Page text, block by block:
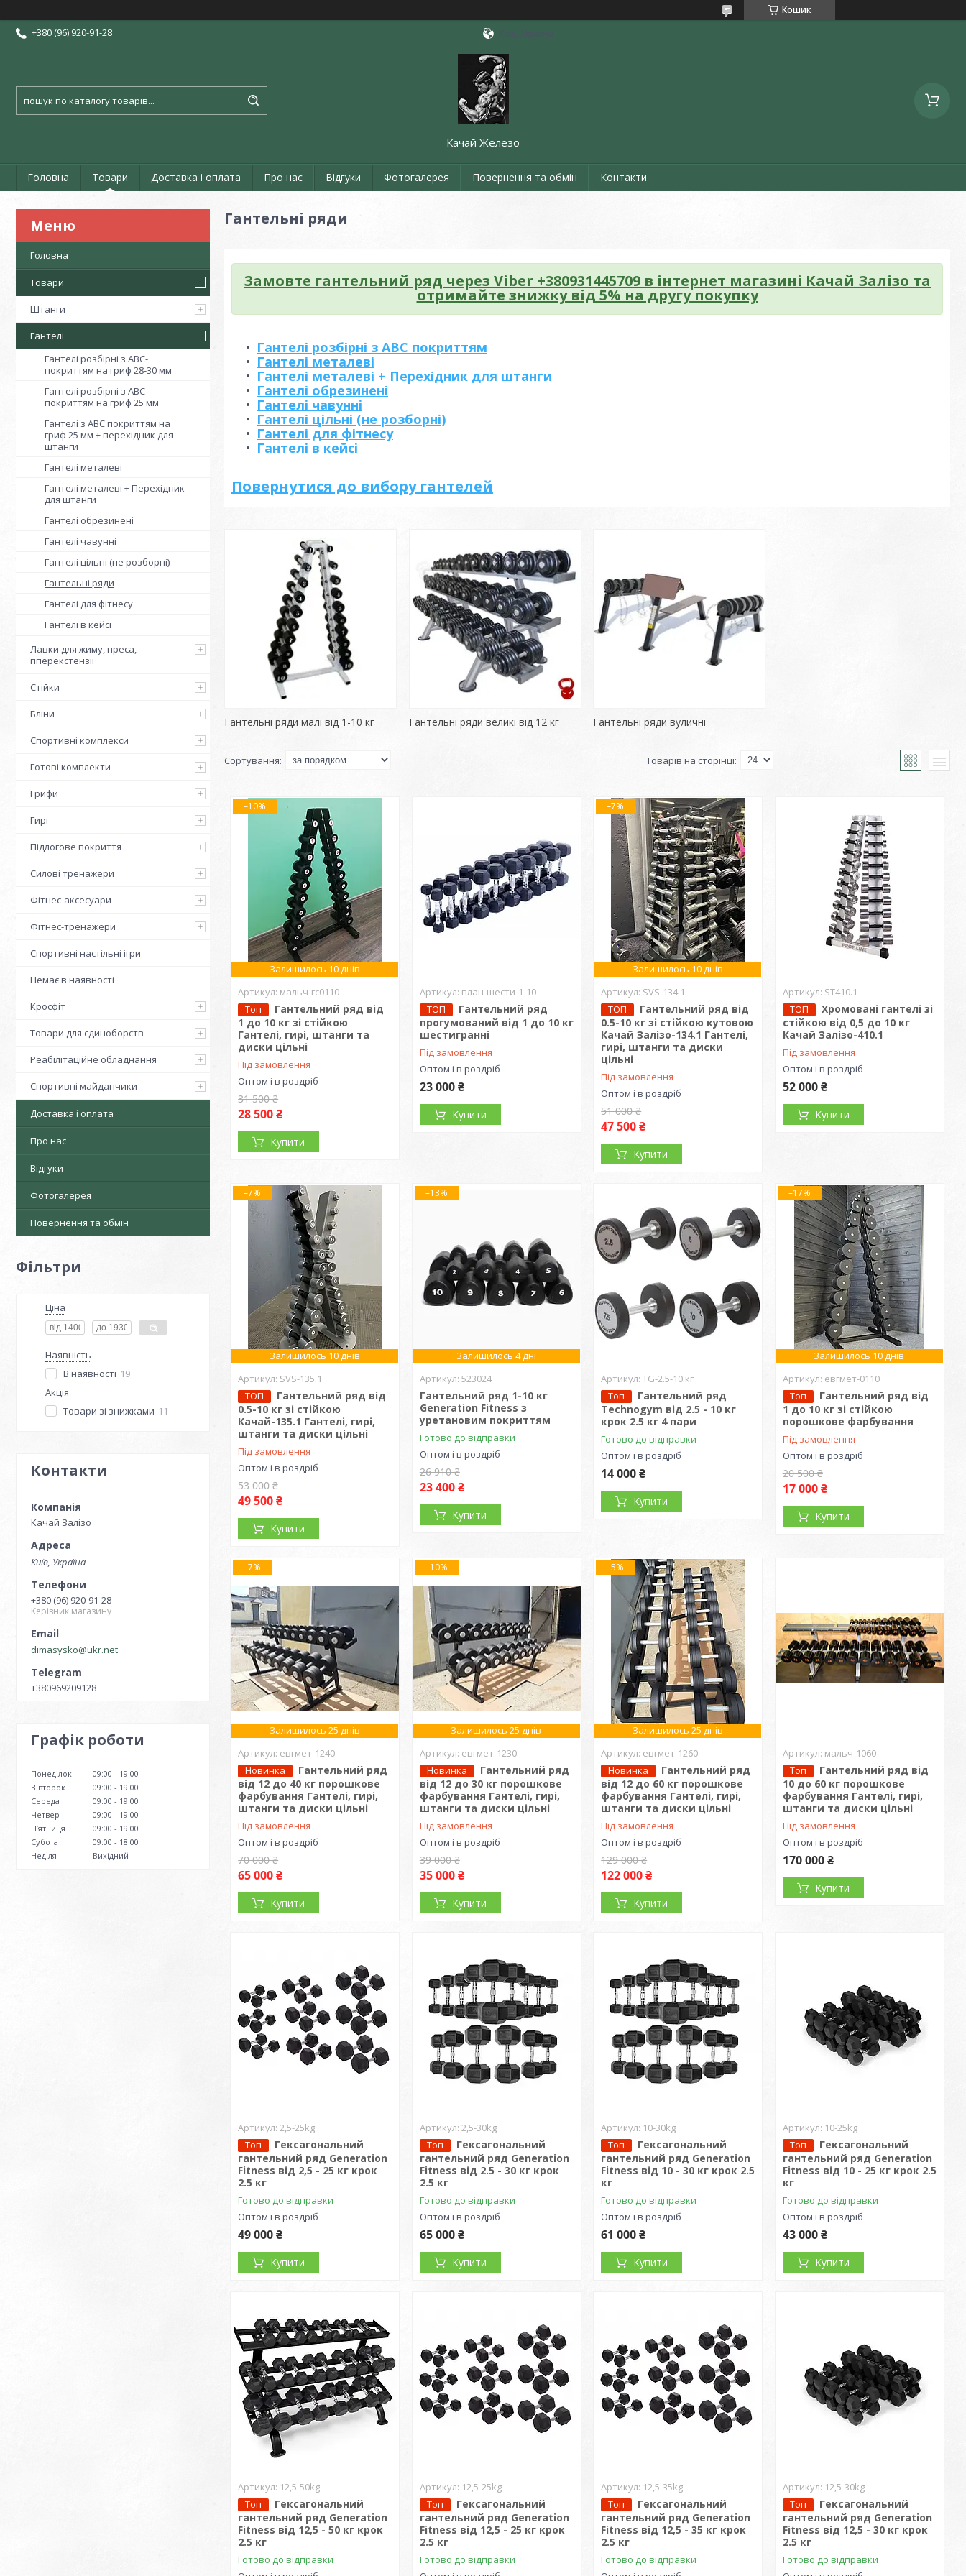
Кошик
+380 (96) 920-91-28
Качай Железо
Головна Товари Доставка і оплата Про нас Відгуки Фотогалерея Повернення та обмін Контакти
Головна
Товари
Штанги
Гантелі
Гантелі розбірні з АВС-
покриттям на гриф 28-30 мм
Гантелі розбірні з АВС
покриттям на гриф 25 мм
Гантелі з АВС покриттям на
гриф 25 мм + перехідник для
штанги
Гантелі металеві
Гантелі металеві + Перехідник
для штанги
Гантелі обрезинені
Гантелі чавунні
Гантелі цільні (не розборні)
Гантельні ряди
Гантелі для фітнесу
Гантелі в кейсі
Лавки для жиму, преса,
гіперекстензії
Стійки
Бліни
Спортивні комплекси
Готові комплекти
Грифи
Гирі
Підлогове покриття
Силові тренажери
Фітнес-аксесуари
Фітнес-тренажери
Спортивні настільні ігри
Немає в наявності
Кросфіт
Товари для єдиноборств
Реабілітаційне обладнання
Спортивні майданчики
Доставка і оплата
Про нас
Відгуки
Фотогалерея
Повернення та обмін
Фільтри
Ціна
Наявність
В наявності 19
Акція
Товари зі знижками 11
Контакти
Качай Залізо
Київ, Україна
+380 (96) 920-91-28
Керівник магазину
dimasysko@ukr.net
+380969209128
Графік роботи
Понеділок 09:00
19:00
Вівторок
09:00
19:00
Середа
09:00
19:00
Четвер
09:00
19:00
Пʼятниця
09:00
19:00
Субота
09:00
18:00
Неділя
Вихідний
Гантельні ряди
Замовте гантельний ряд через Viber +380931445709 в інтернет магазині Качай Залізо та
отримайте знижку від 5% на другу покупку
Гантелі розбірні з АВС покриттям
Гантелі металеві
Гантелі металеві + Перехідник для штанги
Гантелі обрезинені
Гантелі чавунні
Гантелі цільні (не розборні)
Гантелі для фітнесу
Гантелі в кейсі
Повернутися до вибору гантелей
Гантельні ряди малі від 1-10 кг Гантельні ряди великі від 12 кг Гантельні ряди вуличні
–10%
Залишилось 10 днів
мальч-гс0110
Топ
Гантельний ряд від
1 до 10 кг зі стійкою
Гантелі, гирі, штанги та
диски цільні
Під замовлення
Оптом і в роздріб
31 500 ₴
28 500 ₴
Купити
план-шести-1-10
ТОП
Гантельний ряд
прогумований від 1 до 10 кг
шестигранні
Під замовлення
Оптом і в роздріб
23 000 ₴
Купити
–7%
Залишилось 10 днів
SVS-134.1
ТОП
Гантельний ряд від
0.5-10 кг зі стійкою кутовою
Качай Залізо-134.1 Гантелі,
гирі, штанги та диски
цільні
Під замовлення
Оптом і в роздріб
51 000 ₴
47 500 ₴
Купити
ST410.1
ТОП
Хромовані гантелі зі
стійкою від 0,5 до 10 кг
Качай Залізо-410.1
Під замовлення
Оптом і в роздріб
52 000 ₴
Купити
–7%
Залишилось 10 днів
SVS-135.1
ТОП
Гантельний ряд від
0.5-10 кг зі стійкою
Качай-135.1 Гантелі, гирі,
штанги та диски цільні
Під замовлення
Оптом і в роздріб
53 000 ₴
49 500 ₴
Купити
–13%
Залишилось 4 дні
523024
Гантельний ряд 1-10 кг
Generation Fitness з
уретановим покриттям
Готово до відправки
Оптом і в роздріб
26 910 ₴
23 400 ₴
Купити
TG-2.5-10 кг
Топ
Гантельний ряд
Technogym від 2.5 - 10 кг
крок 2.5 кг 4 пари
Готово до відправки
Оптом і в роздріб
14 000 ₴
Купити
–17%
Залишилось 10 днів
евгмет-0110
Топ
Гантельний ряд від
1 до 10 кг зі стійкою
порошкове фарбування
Під замовлення
Оптом і в роздріб
20 500 ₴
17 000 ₴
Купити
–7%
Залишилось 25 днів
евгмет-1240
Новинка
Гантельний ряд
від 12 до 40 кг порошкове
фарбування Гантелі, гирі,
штанги та диски цільні
Під замовлення
Оптом і в роздріб
70 000 ₴
65 000 ₴
Купити
–10%
Залишилось 25 днів
евгмет-1230
Новинка
Гантельний ряд
від 12 до 30 кг порошкове
фарбування Гантелі, гирі,
штанги та диски цільні
Під замовлення
Оптом і в роздріб
39 000 ₴
35 000 ₴
Купити
–5%
Залишилось 25 днів
евгмет-1260
Новинка
Гантельний ряд
від 12 до 60 кг порошкове
фарбування Гантелі, гирі,
штанги та диски цільні
Під замовлення
Оптом і в роздріб
129 000 ₴
122 000 ₴
Купити
мальч-1060
Топ
Гантельний ряд від
10 до 60 кг порошкове
фарбування Гантелі, гирі,
штанги та диски цільні
Під замовлення
Оптом і в роздріб
170 000 ₴
Купити
2,5-25kg
Топ
Гексагональний
гантельний ряд Generation
Fitness від 2,5 - 25 кг крок
2.5 кг
Готово до відправки
Оптом і в роздріб
49 000 ₴
Купити
2,5-30kg
Топ
Гексагональний
гантельний ряд Generation
Fitness від 2.5 - 30 кг крок
2.5 кг
Готово до відправки
Оптом і в роздріб
65 000 ₴
Купити
10-30kg
Топ
Гексагональний
гантельний ряд Generation
Fitness від 10 - 30 кг крок 2.5
кг
Готово до відправки
Оптом і в роздріб
61 000 ₴
Купити
10-25kg
Топ
Гексагональний
гантельний ряд Generation
Fitness від 10 - 25 кг крок 2.5
кг
Готово до відправки
Оптом і в роздріб
43 000 ₴
Купити
12,5-50kg
Топ
Гексагональний
гантельний ряд Generation
Fitness від 12,5 - 50 кг крок
2.5 кг
Готово до відправки
12,5-25kg
Топ
Гексагональний
гантельний ряд Generation
Fitness від 12,5 - 25 кг крок
2.5 кг
Готово до відправки
12,5-35kg
Топ
Гексагональний
гантельний ряд Generation
Fitness від 12,5 - 35 кг крок
2.5 кг
Готово до відправки
12,5-30kg
Топ
Гексагональний
гантельний ряд Generation
Fitness від 12,5 - 30 кг крок
2.5 кг
Готово до відправки